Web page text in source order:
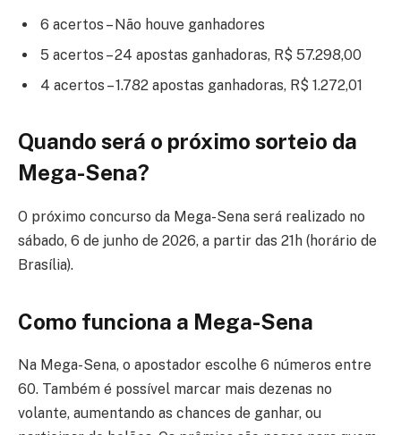
6 acertos – Não houve ganhadores
5 acertos – 24 apostas ganhadoras, R$ 57.298,00
4 acertos – 1.782 apostas ganhadoras, R$ 1.272,01
Quando será o próximo sorteio da
Mega-Sena?
O próximo concurso da Mega-Sena será realizado no
sábado, 6 de junho de 2026, a partir das 21h (horário de
Brasília).
Como funciona a Mega-Sena
Na Mega-Sena, o apostador escolhe 6 números entre
60. Também é possível marcar mais dezenas no
volante, aumentando as chances de ganhar, ou